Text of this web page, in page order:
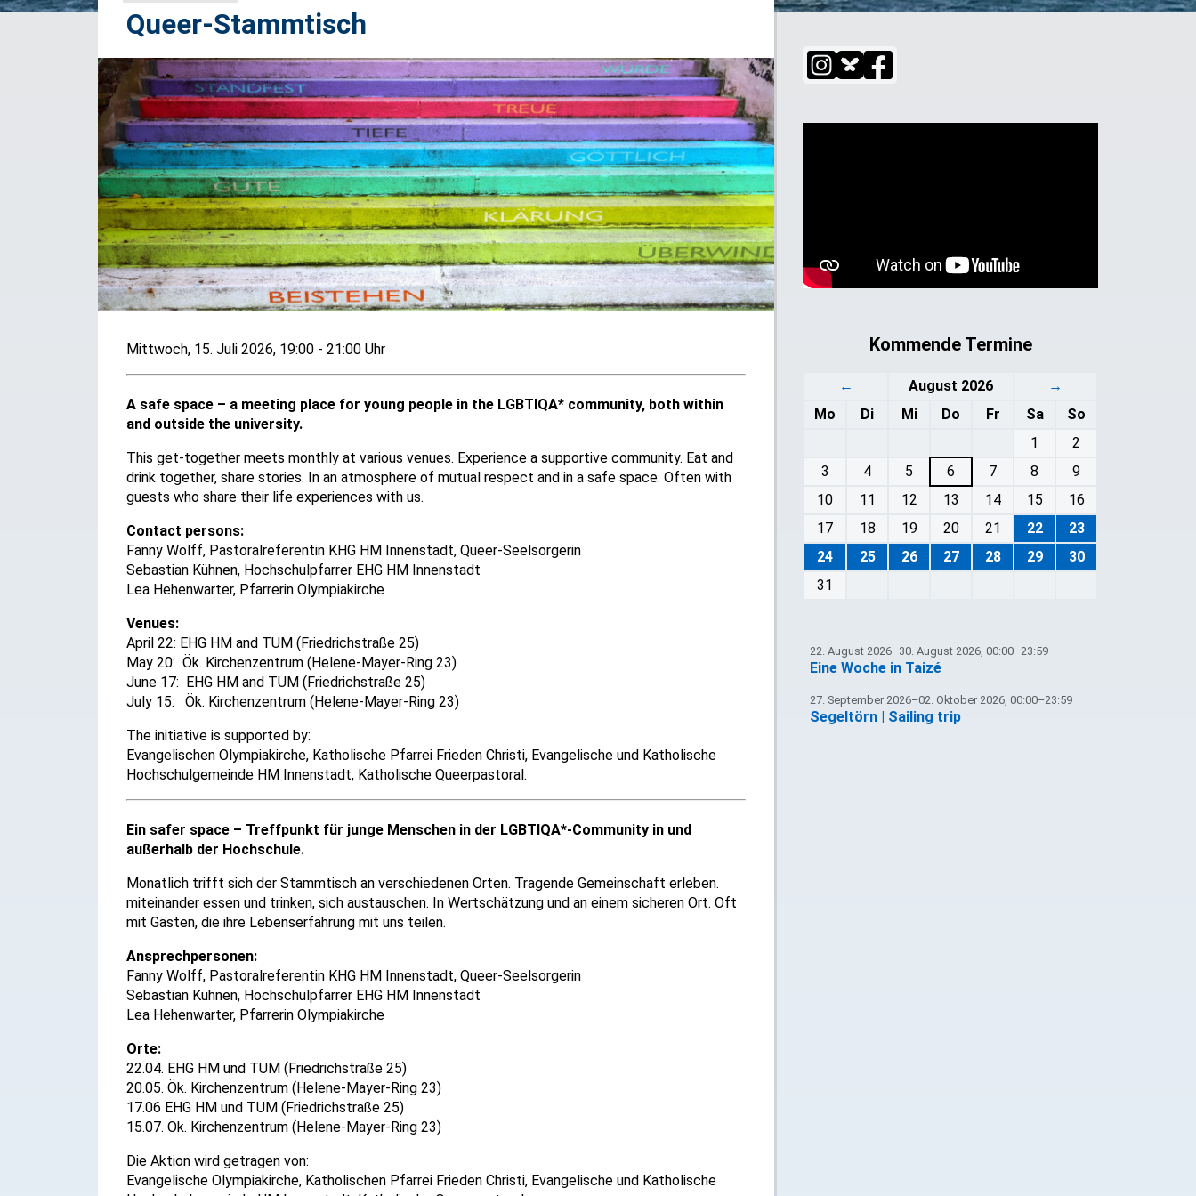
Queer-Stammtisch
Mittwoch, 15. Juli 2026, 19:00 - 21:00 Uhr
A safe space – a meeting place for young people in the LGBTIQA* community, both within
and outside the university.
This get-together meets monthly at various venues. Experience a supportive community. Eat and
drink together, share stories. In an atmosphere of mutual respect and in a safe space. Often with
guests who share their life experiences with us.
Contact persons:
Fanny Wolff, Pastoralreferentin KHG HM Innenstadt, Queer-Seelsorgerin
Sebastian Kühnen, Hochschulpfarrer EHG HM Innenstadt
Lea Hehenwarter, Pfarrerin Olympiakirche
Venues:
April 22: EHG HM and TUM (Friedrichstraße 25)
May 20: Ök. Kirchenzentrum (Helene-Mayer-Ring 23)
June 17: EHG HM and TUM (Friedrichstraße 25)
July 15: Ök. Kirchenzentrum (Helene-Mayer-Ring 23)
The initiative is supported by:
Evangelischen Olympiakirche, Katholische Pfarrei Frieden Christi, Evangelische und Katholische
Hochschulgemeinde HM Innenstadt, Katholische Queerpastoral.
Ein safer space – Treffpunkt für junge Menschen in der LGBTIQA*-Community in und
außerhalb der Hochschule.
Monatlich trifft sich der Stammtisch an verschiedenen Orten. Tragende Gemeinschaft erleben.
miteinander essen und trinken, sich austauschen. In Wertschätzung und an einem sicheren Ort. Oft
mit Gästen, die ihre Lebenserfahrung mit uns teilen.
Ansprechpersonen:
Fanny Wolff, Pastoralreferentin KHG HM Innenstadt, Queer-Seelsorgerin
Sebastian Kühnen, Hochschulpfarrer EHG HM Innenstadt
Lea Hehenwarter, Pfarrerin Olympiakirche
Orte:
22.04. EHG HM und TUM (Friedrichstraße 25)
20.05. Ök. Kirchenzentrum (Helene-Mayer-Ring 23)
17.06 EHG HM und TUM (Friedrichstraße 25)
15.07. Ök. Kirchenzentrum (Helene-Mayer-Ring 23)
Die Aktion wird getragen von:
Evangelische Olympiakirche, Katholischen Pfarrei Frieden Christi, Evangelische und Katholische
Kommende Termine
← August 2026
→
Mo
Di Mi Do Fr Sa
So
1
2
3
4 5 6 7 8
9
10
11 12 13 14 15
16
17
18 19 20 21 22
23
24
25 26 27 28 29
30
31
22. August 2026–30. August 2026, 00:00–23:59
Eine Woche in Taizé
27. September 2026–02. Oktober 2026, 00:00–23:59
Segeltörn | Sailing trip